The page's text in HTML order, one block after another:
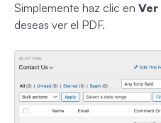
Simplemente haz clic en Ver
deseas ver el PDF.